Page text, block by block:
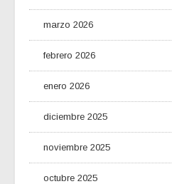
marzo 2026
febrero 2026
enero 2026
diciembre 2025
noviembre 2025
octubre 2025